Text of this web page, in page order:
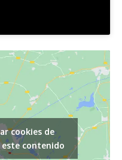
cookies de
contenido